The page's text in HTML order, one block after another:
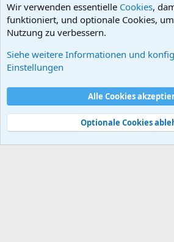
Händler stellen sich vor / Angebote
Nutzungsbedingungen
Hilfe und Impressum
Start
R
S
Community platform by XenForo® © 2010-2026
Wir verwenden essentielle Cookies,
funktioniert, und optionale Cookies,
Nutzung zu verbessern.
Siehe weitere Informationen und
Einstellungen
Alle Cookies
Optionale Cookies